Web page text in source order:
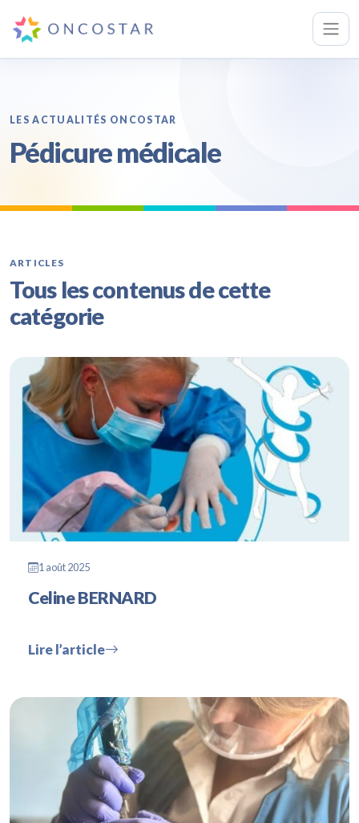
LES ACTUALITÉS ONCOSTAR
Pédicure médicale
ARTICLES
Tous les contenus de cette
catégorie
1 août 2025
Celine BERNARD
Lire l’article